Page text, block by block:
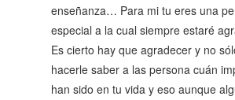
enseñanza… Para mi tu eres una
especial a la cual siempre estaré
Es cierto hay que agradecer y no
hacerle saber a las persona cuán
han sido en tu vida y eso aunque